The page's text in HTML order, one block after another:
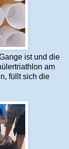
ist und die
am
füllt sich die